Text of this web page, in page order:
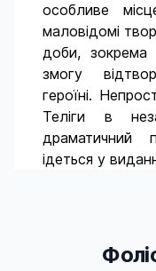
особливе
маловідомі
доби, зокрема
змогу
героїні.
Теліги в
драматичний
ідеться у